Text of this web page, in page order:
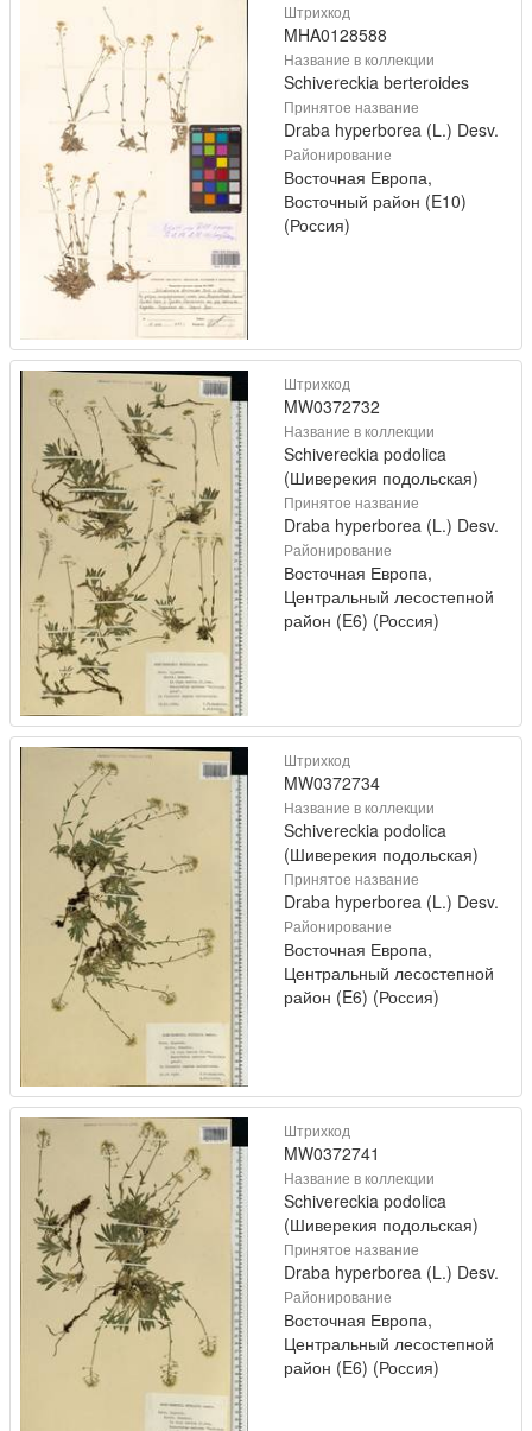
Штрихкод
MHA0128588
Название в коллекции
Schivereckia berteroides
Принятое название
Draba hyperborea (L.) Desv.
Районирование
Восточная Европа,
Восточный район (E10)
(Россия)
Штрихкод
MW0372732
Название в коллекции
Schivereckia podolica
(Шиверекия подольская)
Принятое название
Draba hyperborea (L.) Desv.
Районирование
Восточная Европа,
Центральный лесостепной
район (E6) (Россия)
Штрихкод
MW0372734
Название в коллекции
Schivereckia podolica
(Шиверекия подольская)
Принятое название
Draba hyperborea (L.) Desv.
Районирование
Восточная Европа,
Центральный лесостепной
район (E6) (Россия)
Штрихкод
MW0372741
Название в коллекции
Schivereckia podolica
(Шиверекия подольская)
Принятое название
Draba hyperborea (L.) Desv.
Районирование
Восточная Европа,
Центральный лесостепной
район (E6) (Россия)